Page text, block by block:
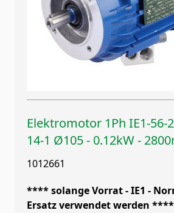
Elektromotor 1Ph IE1-56-
14-1 Ø105 - 0.12kW -
1012661
**** solange Vorrat - IE1 -
Ersatz verwendet werden ****